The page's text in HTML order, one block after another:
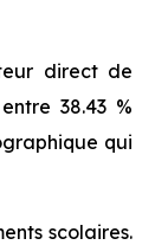
direct de
38.43 %
qui
scolaires.